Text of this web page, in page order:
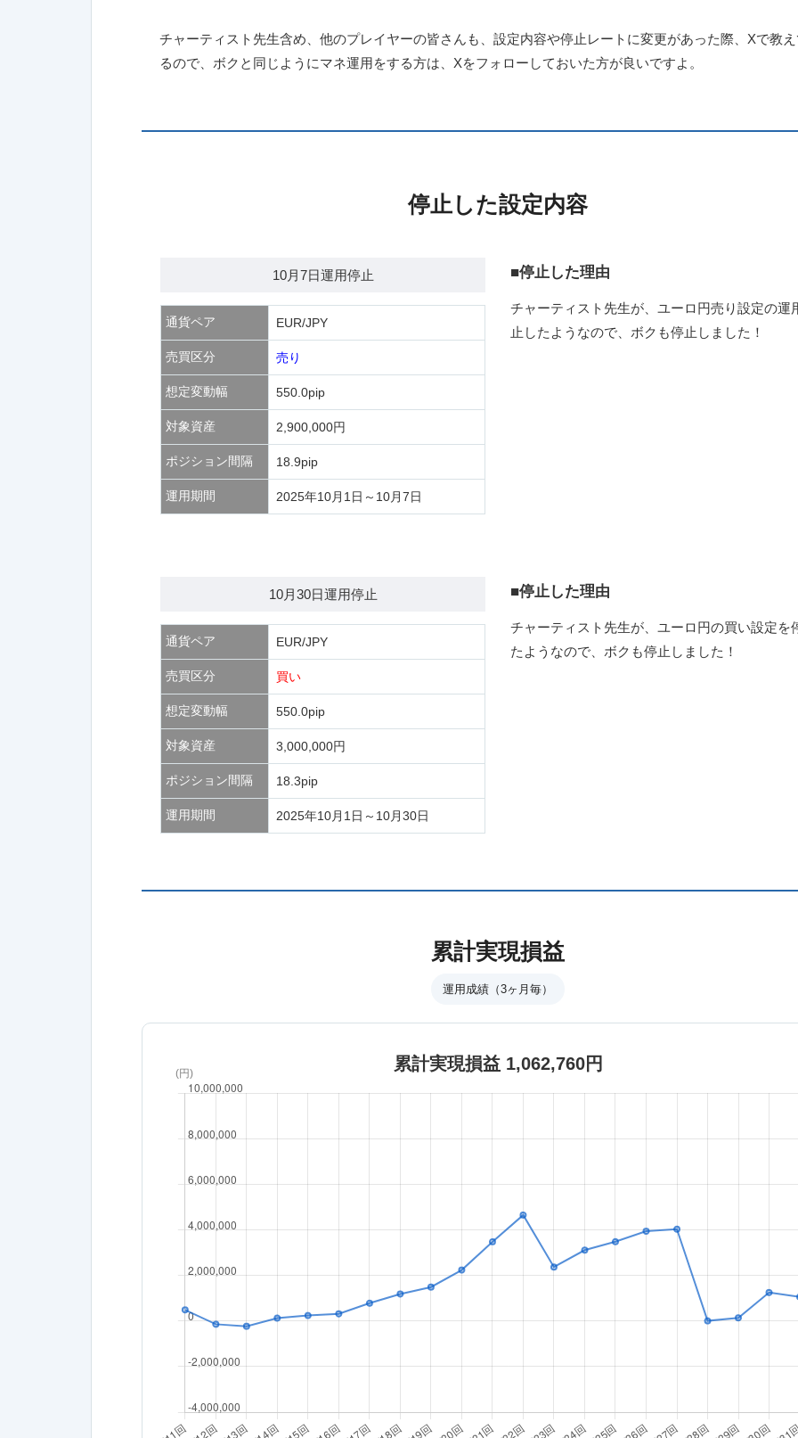
チャーティスト先生含め、他のプレイヤーの皆さんも、設定内容や停止レートに変更があった際、Xで教
るので、ボクと同じようにマネ運用をする方は、Xをフォローしておいた方が良いですよ。
停止した設定内容
10月7日運用停止
通貨ペア EUR/JPY
売買区分 売り
想定変動幅 550.0pip
対象資産 2,900,000円
ポジション間隔 18.9pip
運用期間 2025年10月1日～10月7日
■停止した理由
チャーティスト先生が、ユーロ円売り設定の運
止したようなので、ボクも停止しました！
10月30日運用停止
通貨ペア EUR/JPY
売買区分 買い
想定変動幅 550.0pip
対象資産 3,000,000円
ポジション間隔 18.3pip
運用期間 2025年10月1日～10月30日
■停止した理由
チャーティスト先生が、ユーロ円の買い設定を
たようなので、ボクも停止しました！
累計実現損益
運用成績（3ヶ月毎）